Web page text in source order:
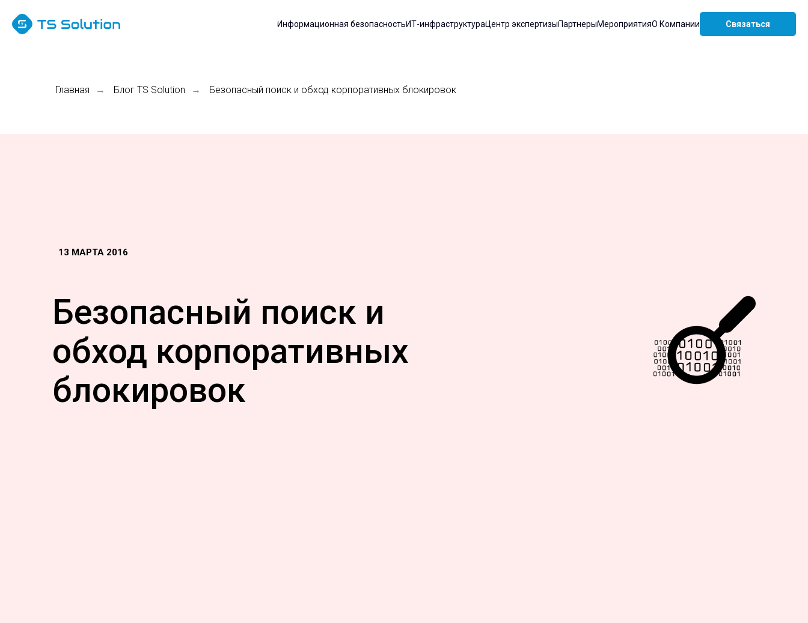
Информационная безопасностьИТ-инфраструктураЦентр экспертизыПартнерыМероприятияО Компании Связаться
Главная → Блог TS Solution → Безопасный поиск и обход корпоративных блокировок
Безопасный поиск и
обход корпоративных
блокировок
13 МАРТА 2016